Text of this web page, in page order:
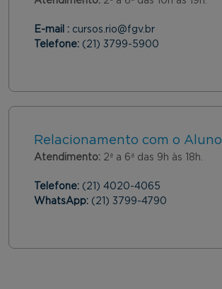
E-mail : cursos.rio@fgv.br
Telefone: (21) 3799-5900
Relacionamento com o Aluno
Atendimento: 2ª a 6ª das 9h às 18h.
Telefone: (21) 4020-4065
WhatsApp: (21) 3799-4790